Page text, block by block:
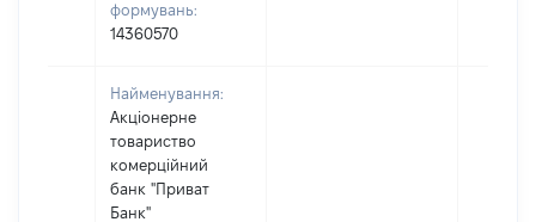
формувань:
14360570
Найменування:
Акціонерне
товариство
комерційний
банк "Приват
Банк"